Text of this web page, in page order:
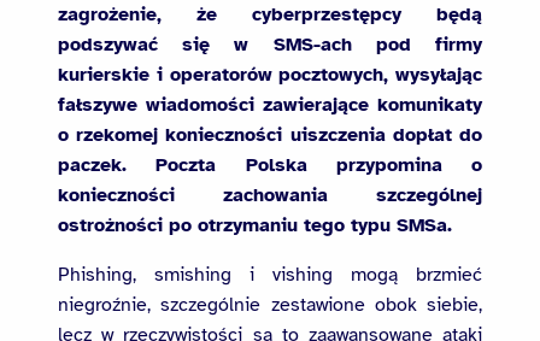
zagrożenie, że cyberprzestępcy będą
podszywać się w SMS-ach pod firmy
kurierskie i operatorów pocztowych, wysyłając
fałszywe wiadomości zawierające komunikaty
o rzekomej konieczności uiszczenia dopłat do
paczek. Poczta Polska przypomina o
konieczności zachowania szczególnej
ostrożności po otrzymaniu tego typu SMSa.
Phishing, smishing i vishing mogą brzmieć
niegroźnie, szczególnie zestawione obok siebie,
lecz w rzeczywistości są to zaawansowane ataki